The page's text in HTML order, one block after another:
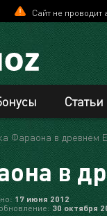
Сайт не проводит
Статьи
Фараона в древнем
в
17 июня 2012
30 октября